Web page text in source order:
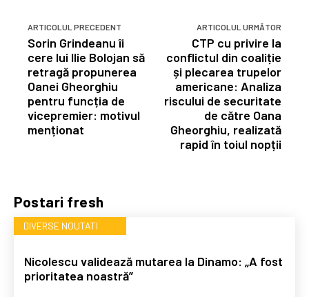
Postari fresh
DIVERSE NOUTATI
Nicolescu validează mutarea la Dinamo: „A fost
prioritatea noastră”
ARTICOLUL PRECEDENT
Sorin Grindeanu îi
cere lui Ilie Bolojan să
retragă propunerea
Oanei Gheorghiu
pentru funcția de
vicepremier: motivul
menționat
ARTICOLUL URMĂTOR
CTP cu privire la
conflictul din coaliție
și plecarea trupelor
americane: Analiza
riscului de securitate
de către Oana
Gheorghiu, realizată
rapid în toiul nopții